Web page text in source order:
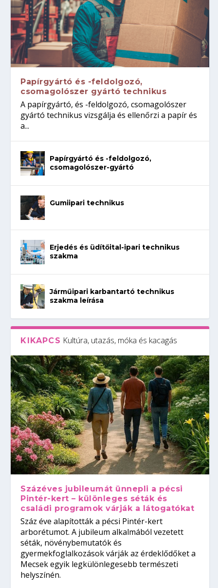
Papírgyártó és -feldolgozó,
csomagolószer gyártó technikus
A papírgyártó, és -feldolgozó, csomagolószer
gyártó technikus vizsgálja és ellenőrzi a papír és
a...
Papírgyártó és -feldolgozó,
csomagolószer-gyártó
Gumiipari technikus
Erjedés és üdítőital-ipari technikus
szakma
Járműipari karbantartó technikus
szakma leírása
KIKAPCS Kultúra, utazás, móka és kacagás
Százéves jubileumát ünnepli a pécsi
Pintér-kert – különleges séták és
családi programok várják a látogatókat
Száz éve alapították a pécsi Pintér-kert
arborétumot. A jubileum alkalmából vezetett
séták, növénybemutatók és
gyermekfoglalkozások várják az érdeklődőket a
Mecsek egyik legkülönlegesebb természeti
helyszínén.